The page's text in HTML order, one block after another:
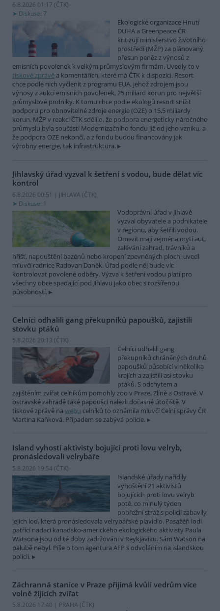
6.8.2026 01:17 (ČTK)
Diskuse: 7
Ekologické organizace Hnutí
DUHA a Greenpeace ČR
kritizují ministerstvo životního
prostředí (MŽP) za plánovaný
přesun peněz z výnosů z
emisních povolenek k velkým průmyslovým firmám. Uvedly to v
tiskové zprávě a komentářích, které má ČTK k dispozici. Resort
chce podle nich vyčlenit z programu EUA, jehož zdrojem jsou
výnosy z aukcí emisních povolenek, 25 miliard korun pro největší
průmyslové podniky. K tomu chce podle ekologů resort snížit
podporu pro obnovitelné zdroje energie (OZE) o 15,5 miliardy
korun. MŽP v reakci ČTK sdělilo, že podpora energeticky náročného
průmyslu byla součástí Modernizačního fondu již od jeho vzniku, a
že podpora OZE nekončí, a z fondu budou financovány jak
výrobny energie, tak infrastruktura.
Jihlavský úřad vyzval k šetření s vodou, bude dělat víc
kontrol
6.8.2026 00:51 | JIHLAVA (ČTK)
Diskuse: 1
Vodoprávní úřad v Jihlavě
vyzval obyvatele a podnikatele
v regionu, aby šetřili vodou.
Omezit mají zejména mytí aut,
zalévání zahrad, trávníků a
hřišť, napouštění bazénů nebo kropení zpevněných ploch, uvedl
mluvčí radnice Radovan Daněk. Úřad podle něj bude víc
kontrolovat povolené odběry. Výzva k šetření vodou platí pro
všechny obce spadající pod Jihlavu jako obec s rozšířenou
působností.
Celníci odhalili gang překupníků papoušků, zajistili
stovku ptáků
5.8.2026 20:13 (ČTK)
Celníci odhalili gang
překupníků chráněných druhů
papoušků působící v několika
krajích a zajistili asi stovku
ptáků. S odchytem a
zajištěním zvířat celníkům pomohly zoo v Praze, Zlíně a Ostravě. V
ostravské zahradě také papoušci nalezli dočasné útočiště. V
tiskové zprávě na webu celníků to oznámila mluvčí Celní správy ČR
Martina Kaňková. Případem se zabývá policie.
Island vyhostí aktivisty bojující proti lovu velryb,
pronásledovali velrybáře
5.8.2026 19:54 (ČTK)
Islandské úřady nařídily
vyhoštění 21 aktivistů
bojujících proti lovu velryb
poté, co minulý týden
pobřežní stráž s policií zabavily
jejich loď, která pronásledovala velrybářské plavidlo. Pasažéři lodi
patřící nadaci kanadsko-amerického ekologického aktivisty Paula
Watsona jsou od té doby zadržováni v Reykjavíku. Sám Watson na
palubě nebyl. Píše o tom agentura AFP s odvoláním na islandskou
policii.
Záchranná stanice v Praze přijímá kvůli vedrům více
volně žijících zvířat
5.8.2026 17:40 | PRAHA (ČTK)